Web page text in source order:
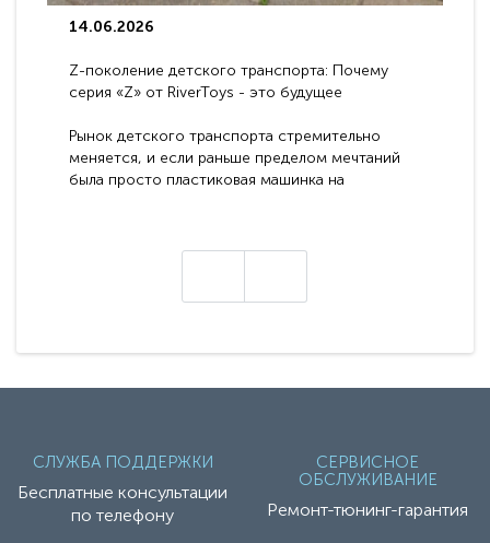
14.06.2026
Z-поколение детского транспорта: Почему
серия «Z» от RiverToys - это будущее
Рынок детского транспорта стремительно
меняется, и если раньше пределом мечтаний
была просто пластиковая машинка на
СЛУЖБА ПОДДЕРЖКИ
Бесплатные консультации
по телефону
СЕРВИСНОЕ
ОБСЛУЖИВАНИЕ
Ремонт-тюнинг-гарантия